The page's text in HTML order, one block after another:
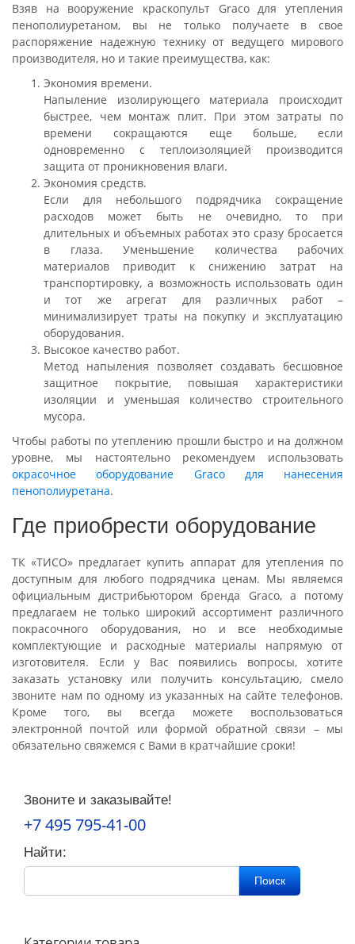
Звоните и заказывайте!
+7 495 795-41-00
Найти:
Поиск
Взяв на вооружение краскопульт Graco для утепления
пенополиуретаном, вы не только получаете в свое
распоряжение надежную технику от ведущего мирового
производителя, но и такие преимущества, как:
Экономия времени.
Напыление изолирующего материала происходит
быстрее, чем монтаж плит. При этом затраты по
времени сокращаются еще больше, если
одновременно с теплоизоляцией производится
защита от проникновения влаги.
Экономия средств.
Если для небольшого подрядчика сокращение
расходов может быть не очевидно, то при
длительных и объемных работах это сразу бросается
в глаза. Уменьшение количества рабочих
материалов приводит к снижению затрат на
транспортировку, а возможность использовать один
и тот же агрегат для различных работ –
минимализирует траты на покупку и эксплуатацию
оборудования.
Высокое качество работ.
Метод напыления позволяет создавать бесшовное
защитное покрытие, повышая характеристики
изоляции и уменьшая количество строительного
мусора.
Чтобы работы по утеплению прошли быстро и на должном
уровне, мы настоятельно рекомендуем использовать
окрасочное оборудование Graco для нанесения
пенополиуретана.
Где приобрести оборудование
ТК «ТИСО» предлагает купить аппарат для утепления по
доступным для любого подрядчика ценам. Мы являемся
официальным дистрибьютором бренда Graco, а потому
предлагаем не только широкий ассортимент различного
покрасочного оборудования, но и все необходимые
комплектующие и расходные материалы напрямую от
изготовителя. Если у Вас появились вопросы, хотите
заказать установку или получить консультацию, смело
звоните нам по одному из указанных на сайте телефонов.
Кроме того, вы всегда можете воспользоваться
электронной почтой или формой обратной связи – мы
обязательно свяжемся с Вами в кратчайшие сроки!